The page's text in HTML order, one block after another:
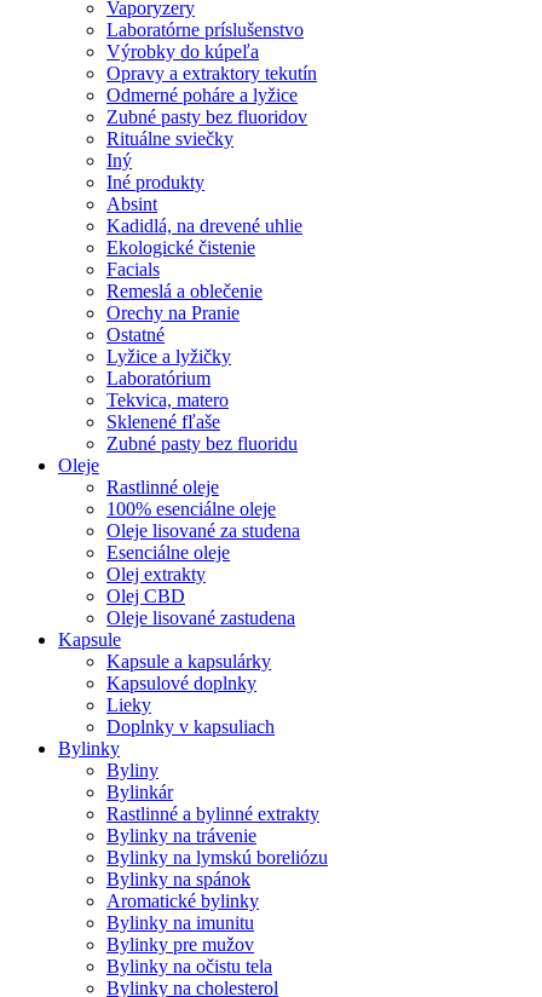
Vaporyzery
Laboratórne príslušenstvo
Výrobky do kúpeľa
Opravy a extraktory tekutín
Odmerné poháre a lyžice
Zubné pasty bez fluoridov
Rituálne sviečky
Iný
Iné produkty
Absint
Kadidlá, na drevené uhlie
Ekologické čistenie
Facials
Remeslá a oblečenie
Orechy na Pranie
Ostatné
Lyžice a lyžičky
Laboratórium
Tekvica, matero
Sklenené fľaše
Zubné pasty bez fluoridu
Oleje
Rastlinné oleje
100% esenciálne oleje
Oleje lisované za studena
Esenciálne oleje
Olej extrakty
Olej CBD
Oleje lisované zastudena
Kapsule
Kapsule a kapsulárky
Kapsulové doplnky
Lieky
Doplnky v kapsuliach
Bylinky
Byliny
Bylinkár
Rastlinné a bylinné extrakty
Bylinky na trávenie
Bylinky na lymskú boreliózu
Bylinky na spánok
Aromatické bylinky
Bylinky na imunitu
Bylinky pre mužov
Bylinky na očistu tela
Bylinky na cholesterol